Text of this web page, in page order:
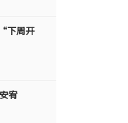
下周开
宥